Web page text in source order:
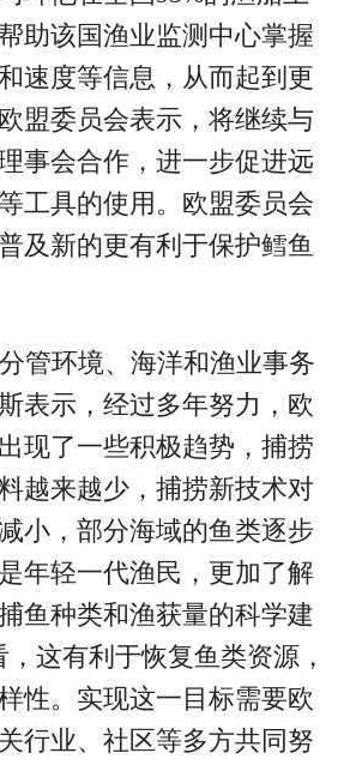
助该国渔业监测中心掌握
速度等信息，从而起到更
盟委员会表示，将继续与
事会合作，进一步促进远
工具的使用。欧盟委员会
及新的更有利于保护鳕鱼
管环境、海洋和渔业事务
表示，经过多年努力，欧
现了一些积极趋势，捕捞
越来越少，捕捞新技术对
小，部分海域的鱼类逐步
年轻一代渔民，更加了解
鱼种类和渔获量的科学建
这有利于恢复鱼类资源，
性。实现这一目标需要欧
行业、社区等多方共同努